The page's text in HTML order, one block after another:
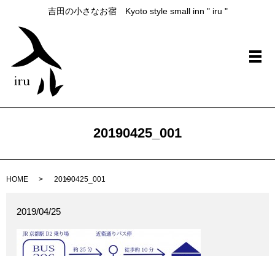
吉田の小さなお宿 Kyoto style small inn " iru "
メ
20190425_001
HOME 20190425_001
2019/04/25